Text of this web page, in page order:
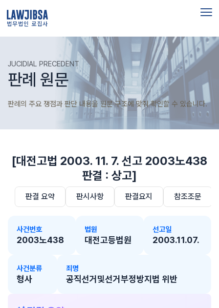
법무법인 로집사
JUCIDIAL PRECEDENT
판례 원문
판례의 주요 쟁점과 판단 내용을 원문 구조에 맞춰 확인할 수 있습니다.
[대전고법 2003. 11. 7. 선고 2003노438
판결 : 상고]
판결 요약 판시사항 판결요지 참조조문
사건번호
2003노438
법원
대전고등법원
선고일
2003.11.07.
사건분류
형사
죄명
공직선거및선거부정방지법 위반